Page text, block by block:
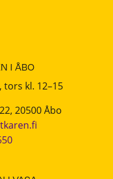
I ÅBO
tors kl. 12–15
20500 Åbo